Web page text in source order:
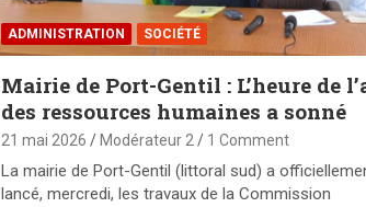
ADMINISTRATION SOCIÉTÉ
Mairie de Port-Gentil : L’heure de
des ressources humaines a sonné
21 mai 2026 Modérateur 2 1 Comment
La mairie de Port-Gentil (littoral sud) a
lancé, mercredi, les travaux de la Commission